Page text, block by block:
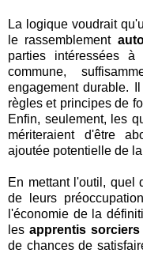
La logique voudrait
le rassemblement
parties intéressées à
commune,
engagement durable.
règles et principes de
Enfin, seulement, les
mériteraient d'être
ajoutée potentielle de
En mettant l'outil, quel
de leurs
l'économie de la
les apprentis sorciers
de chances de